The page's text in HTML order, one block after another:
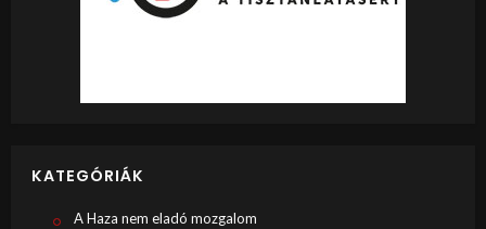
KATEGÓRIÁK
A Haza nem eladó mozgalom